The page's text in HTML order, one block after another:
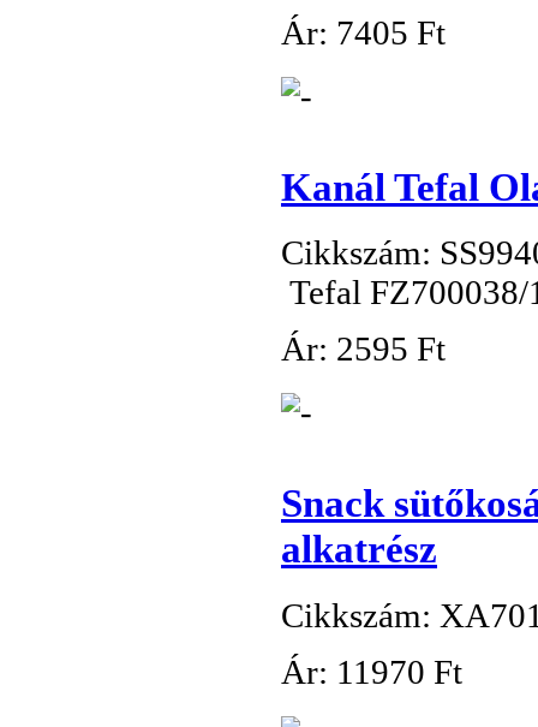
Ár: 7405 Ft
Kanál Tefal
Cikkszám:
Tefal
Ár: 2595 Ft
Snack
alkatrész
Cikkszám:
Ár: 11 970 Ft